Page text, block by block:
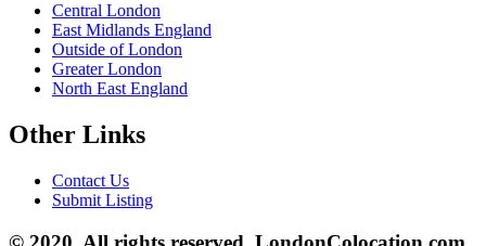
Central London
East Midlands England
Outside of London
Greater London
North East England
Other Links
Contact Us
Submit Listing